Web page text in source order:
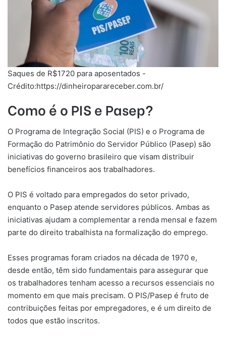
Saques de R$1720 para aposentados -
Crédito:https://dinheiroparareceber.com.br/
Como é o PIS e Pasep?
O Programa de Integração Social (PIS) e o Programa de
Formação do Patrimônio do Servidor Público (Pasep) são
iniciativas do governo brasileiro que visam distribuir
benefícios financeiros aos trabalhadores.
O PIS é voltado para empregados do setor privado,
enquanto o Pasep atende servidores públicos. Ambas as
iniciativas ajudam a complementar a renda mensal e fazem
parte do direito trabalhista na formalização do emprego.
Esses programas foram criados na década de 1970 e,
desde então, têm sido fundamentais para assegurar que
os trabalhadores tenham acesso a recursos essenciais no
momento em que mais precisam. O PIS/Pasep é fruto de
contribuições feitas por empregadores, e é um direito de
todos que estão inscritos.